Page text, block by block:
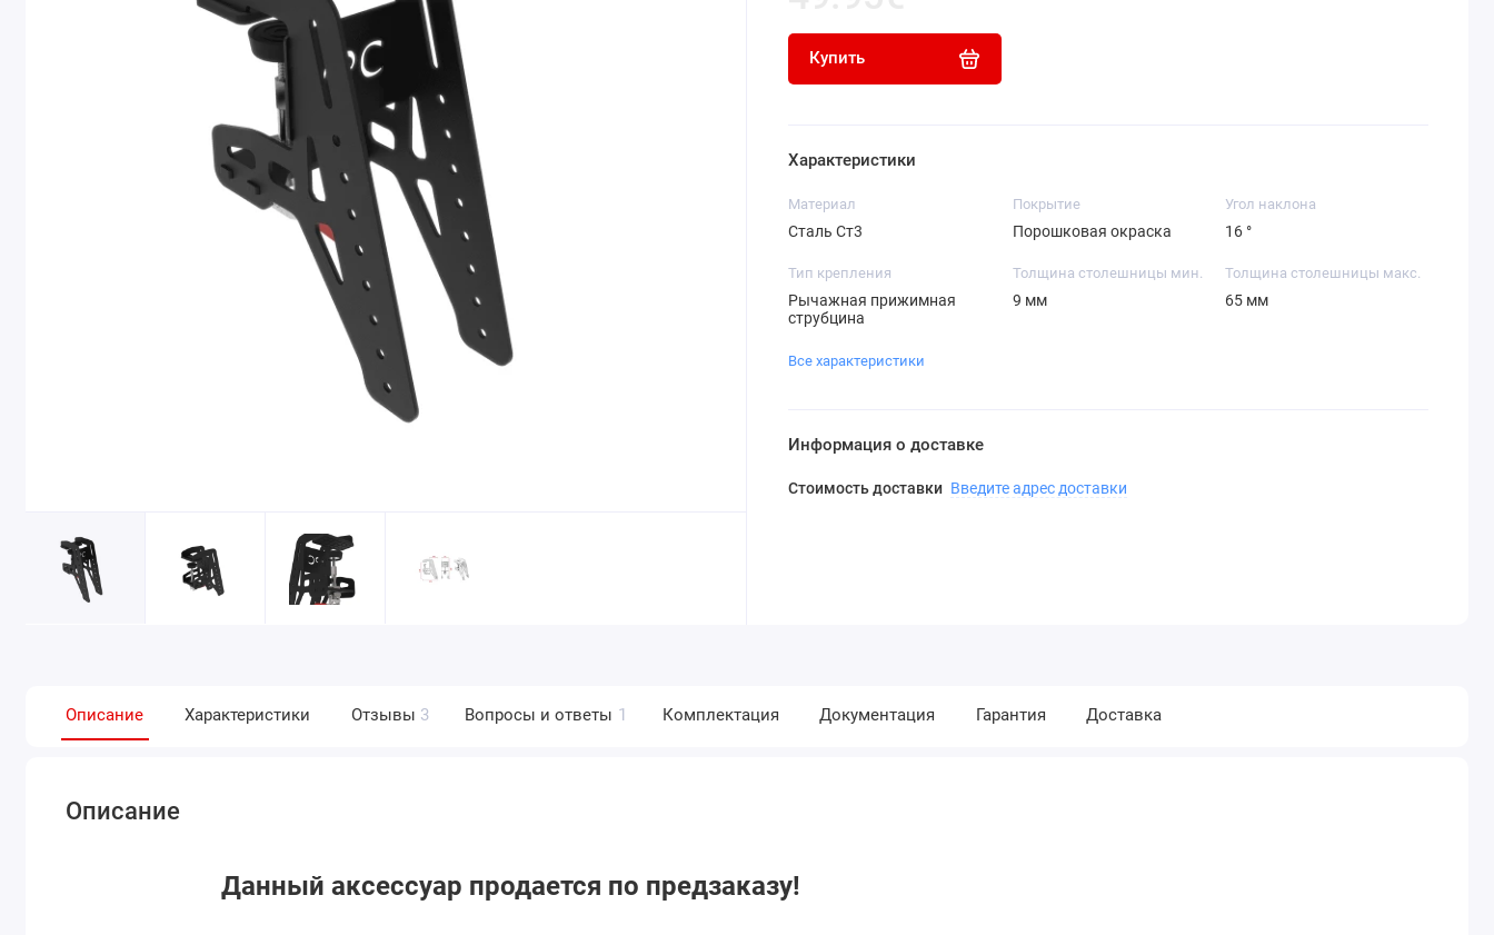
Купить
Характеристики
Материал
Сталь Ст3
Покрытие
Порошковая окраска
Угол наклона
16 °
Тип крепления
Рычажная прижимная
струбцина
Толщина столешницы мин.
9 мм
Толщина столешницы макс.
65 мм
Все характеристики
Информация о доставке
Стоимость доставки Введите адрес доставки
Описание Характеристики Отзывы 3 Вопросы и ответы 1 Комплектация Документация Гарантия Доставка
Описание
Данный аксессуар продается по предзаказу!